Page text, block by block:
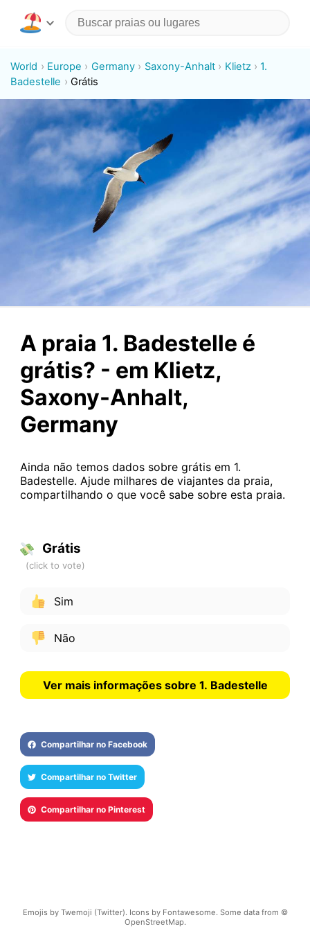
World Europe Germany Saxony-Anhalt Klietz
1.
Badestelle
Grátis
A praia 1. Badestelle é
grátis? - em Klietz,
Saxony-Anhalt,
Germany
Ainda não temos dados sobre grátis em 1.
Badestelle. Ajude milhares de viajantes da praia,
compartilhando o que você sabe sobre esta praia.
Grátis
Sim
Não
Ver mais informações sobre 1. Badestelle
Compartilhar no Facebook
Compartilhar no Twitter
Compartilhar no Pinterest
Emojis by Twemoji (Twitter). Icons by Fontawesome. Some data from ©
OpenStreetMap.